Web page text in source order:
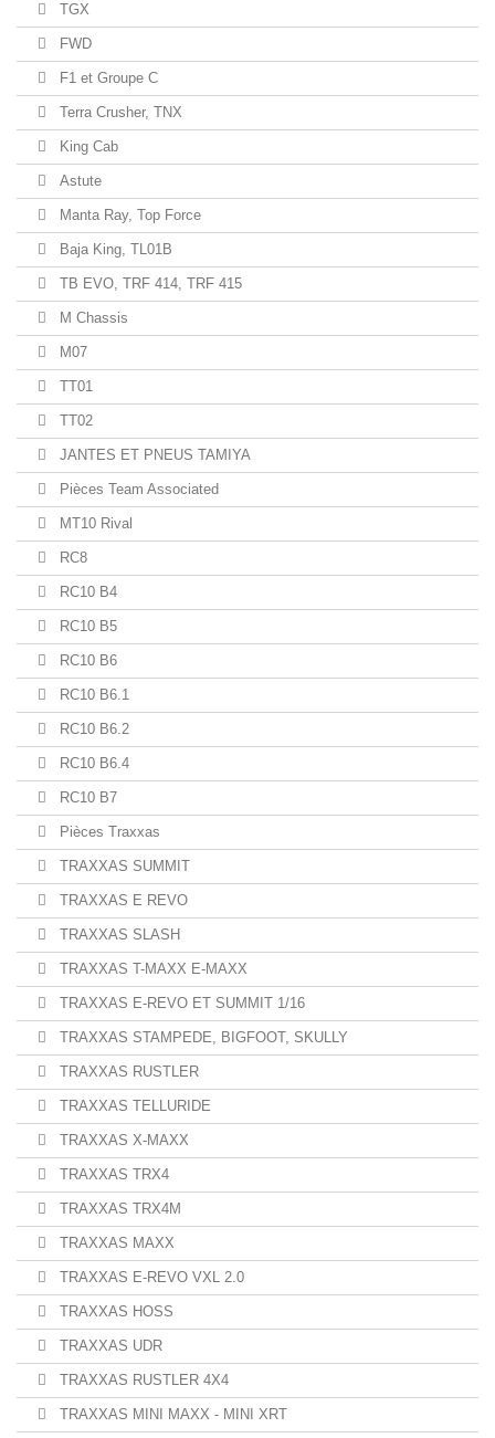
TGX
FWD
F1 et Groupe C
Terra Crusher, TNX
King Cab
Astute
Manta Ray, Top Force
Baja King, TL01B
TB EVO, TRF 414, TRF 415
M Chassis
M07
TT01
TT02
JANTES ET PNEUS TAMIYA
Pièces Team Associated
MT10 Rival
RC8
RC10 B4
RC10 B5
RC10 B6
RC10 B6.1
RC10 B6.2
RC10 B6.4
RC10 B7
Pièces Traxxas
TRAXXAS SUMMIT
TRAXXAS E REVO
TRAXXAS SLASH
TRAXXAS T-MAXX E-MAXX
TRAXXAS E-REVO ET SUMMIT 1/16
TRAXXAS STAMPEDE, BIGFOOT, SKULLY
TRAXXAS RUSTLER
TRAXXAS TELLURIDE
TRAXXAS X-MAXX
TRAXXAS TRX4
TRAXXAS TRX4M
TRAXXAS MAXX
TRAXXAS E-REVO VXL 2.0
TRAXXAS HOSS
TRAXXAS UDR
TRAXXAS RUSTLER 4X4
TRAXXAS MINI MAXX - MINI XRT